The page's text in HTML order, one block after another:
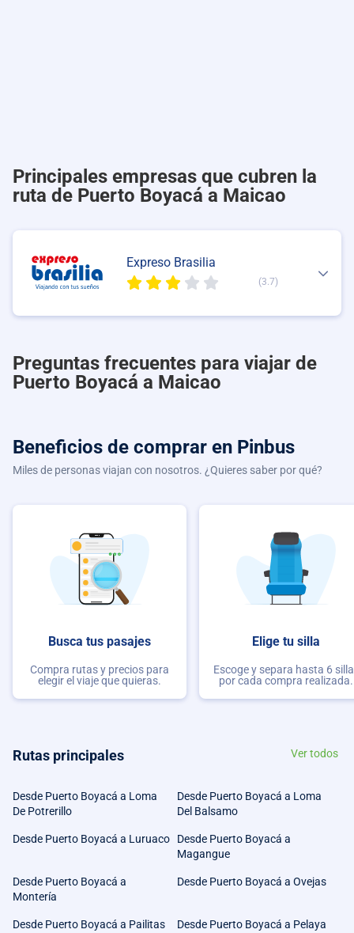
Principales empresas que cubren la
ruta de Puerto Boyacá a Maicao
Expreso Brasilia
(3.7)
Preguntas frecuentes para viajar de
Puerto Boyacá a Maicao
Beneficios de comprar en Pinbus
Miles de personas viajan con nosotros. ¿Quieres saber por qué?
Busca tus pasajes
Compra rutas y precios para
elegir el viaje que quieras.
Elige tu silla
Escoge y separa hasta 6
por cada compra realizada.
Rutas principales Ver todos
Desde Puerto Boyacá a Loma
De Potrerillo
Desde Puerto Boyacá a Loma
Del Balsamo
Desde Puerto Boyacá a Luruaco
Desde Puerto Boyacá a
Magangue
Desde Puerto Boyacá a
Montería
Desde Puerto Boyacá a Ovejas
Desde Puerto Boyacá a Pailitas Desde Puerto Boyacá a Pelaya